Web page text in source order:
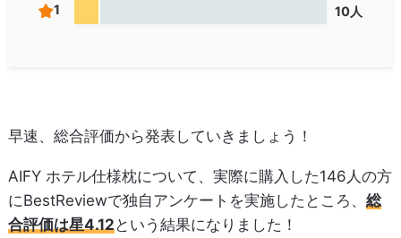
1 10人
早速、総合評価から発表していきましょう！
AIFY ホテル仕様枕について、実際に購入した146人の方
にBestReviewで独自アンケートを実施したところ、 総
合評価は星4.12という結果になりました！